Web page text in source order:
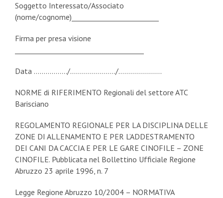
Soggetto Interessato/Associato
(nome/cognome)_________________________
Firma per presa visione
Data ……………../…………………../………………….
NORME di RIFERIMENTO Regionali del settore ATC
Barisciano
REGOLAMENTO REGIONALE PER LA DISCIPLINA DELLE
ZONE DI ALLENAMENTO E PER L’ADDESTRAMENTO
DEI CANI DA CACCIA E PER LE GARE CINOFILE – ZONE
CINOFILE. Pubblicata nel Bollettino Ufficiale Regione
Abruzzo 23 aprile 1996, n. 7
Legge Regione Abruzzo 10/2004 – NORMATIVA